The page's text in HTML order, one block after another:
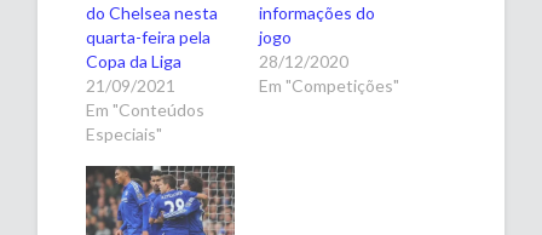
do Chelsea nesta
quarta-feira pela
Copa da Liga
21/09/2021
Em "Conteúdos
Especiais"
informações do
jogo
28/12/2020
Em "Competições"